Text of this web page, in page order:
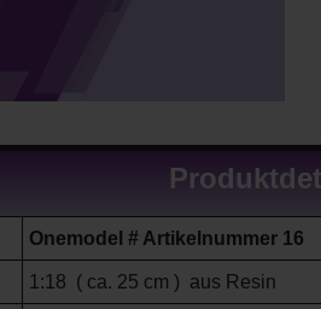
Onemodel # Artikelnummer 16
1:18 ( ca. 25 cm ) aus Resin